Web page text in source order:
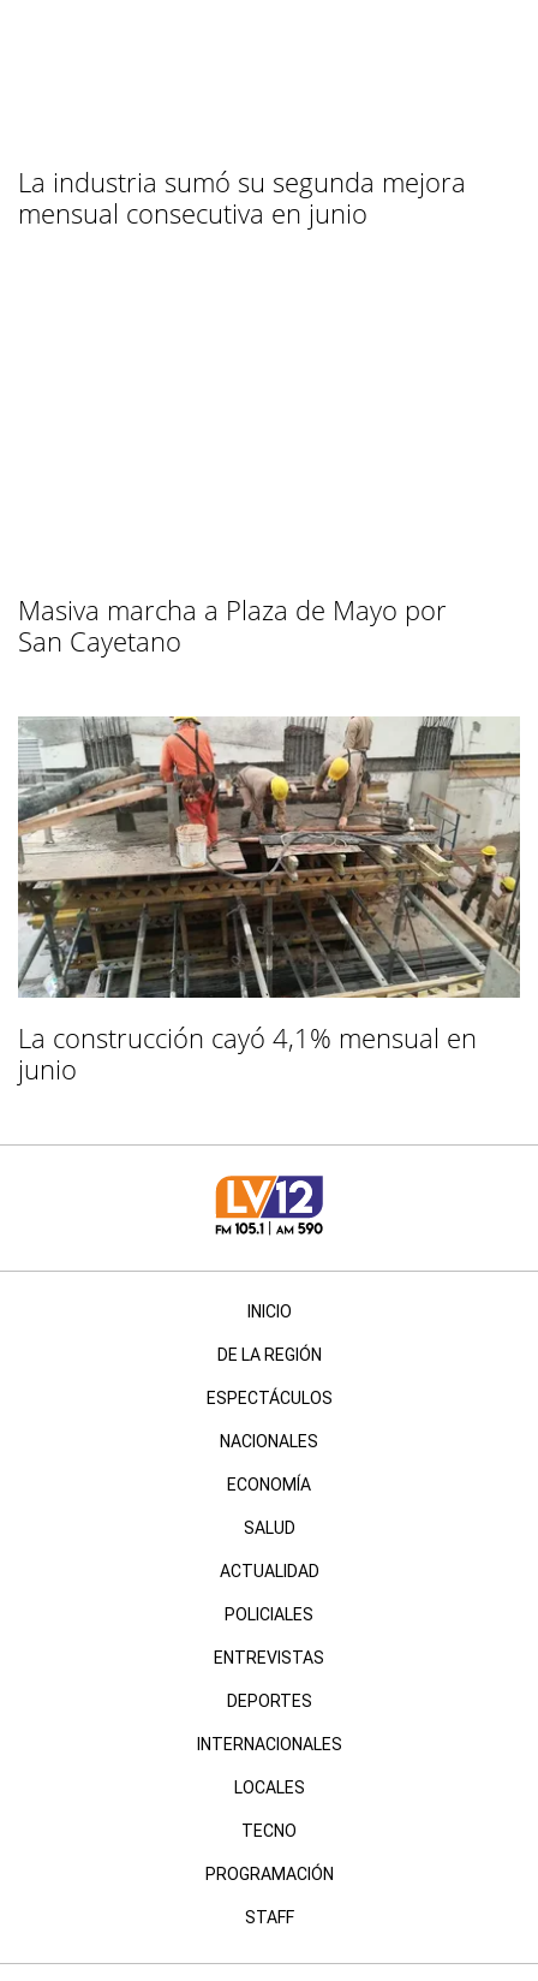
La industria sumó su segunda mejora
mensual consecutiva en junio
Masiva marcha a Plaza de Mayo por
San Cayetano
La construcción cayó 4,1% mensual en
junio
INICIO
DE LA REGIÓN
ESPECTÁCULOS
NACIONALES
ECONOMÍA
SALUD
ACTUALIDAD
POLICIALES
ENTREVISTAS
DEPORTES
INTERNACIONALES
LOCALES
TECNO
PROGRAMACIÓN
STAFF